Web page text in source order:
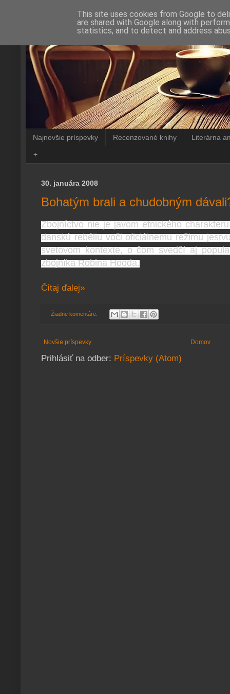
Najnovšie príspevky Recenzované knihy Literárna
+
30. januára 2008
Bohatým brali a chudobným
Zbojníctvo nie je javom etnického
danskú rebéliu voči oficiálnemu režimu
svetovom kontexte, o čom svedčí aj
zbojníka Robina Hooda.
Čítaj ďalej»
Žiadne komentáre:
Novšie príspevky Domov
Prihlásiť na odber: Príspevky (Atom)
This site uses cookies from Google to
are shared with Google along with
statistics, and to detect and address